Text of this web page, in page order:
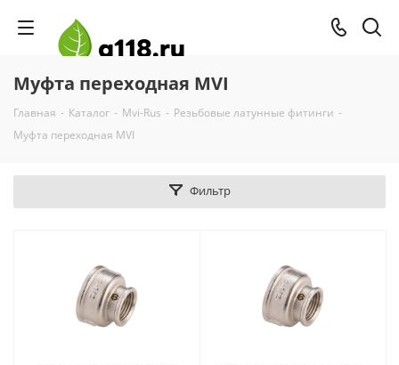
Муфта переходная MVI
Главная - Каталог - Mvi-Rus - Резьбовые латунные фитинги -
Муфта переходная MVI
Фильтр